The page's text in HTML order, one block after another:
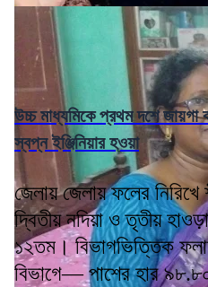
উচ্চ মাধ্যমিকে প্রথম দশে জায়গা করে নিল জয়নগরের অরিত্র,
স্বপ্ন ইঞ্জিনিয়ার হওয়া
জেলায় জেলায় ফলের নিরিখে
দ্বিতীয় নদিয়া ও তৃতীয়
১২তম। বিভাগভিত্তিক
বিভাগে— পাশের হার